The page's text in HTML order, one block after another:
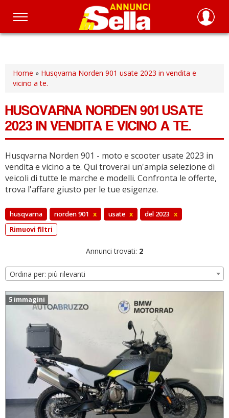
Salta
principale
Home » Husqvarna Norden 901 usate 2023 in vendita e
vicino a te.
HUSQVARNA NORDEN 901 USATE
2023 IN VENDITA E VICINO A TE.
Husqvarna Norden 901 - moto e scooter usate 2023 in
vendita e vicino a te. Qui troverai un'ampia selezione di
veicoli di tutte le marche e modelli. Confronta le offerte,
trova l'affare giusto per le tue esigenze.
husqvarna norden 901 x usate x del 2023 x
Rimuovi filtri
Annunci trovati: 2
Ordina per: più rilevanti
5 immagini